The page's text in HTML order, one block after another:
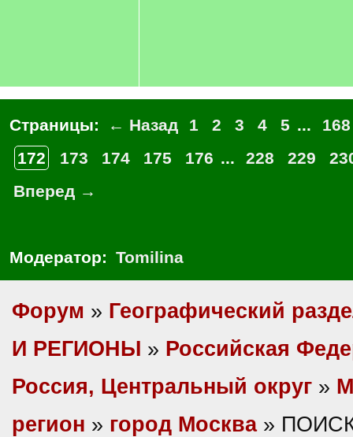
Страницы: ← Назад 1 2 3 4 5 ...
168
172
173 174 175 176 ... 228 229
Вперед →
Модератор: Tomilina
Форум » Географический
И РЕГИОНЫ » Российская
Россия, Центральный округ »
регион » город Москва» ПОИСК